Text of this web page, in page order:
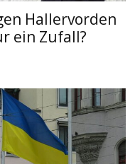
Hallervorden
ein Zufall?